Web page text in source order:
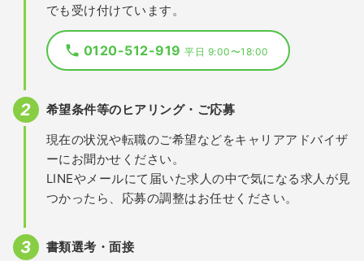
でも受け付けています。
0120-512-919平日 9:00〜18:00
希望条件等のヒアリング・ご応募
現在の状況や転職のご希望などをキャリアアドバイザ
ーにお聞かせください。
LINEやメールにて届いた求人の中で気になる求人が見
つかったら、応募の調整はお任せください。
書類選考・面接